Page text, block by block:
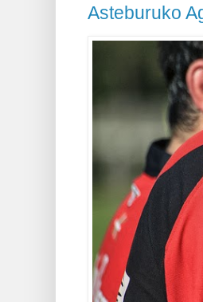
Asteburuko